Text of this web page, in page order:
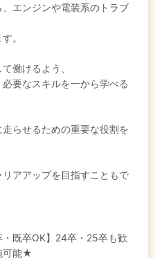
エンジンや電装系のトラブ
。
働けるよう、
要なスキルを一から学べる
らせるための重要な役割を
アアップを目指すこともで
・既卒OK】24卒・25卒も歓
可能★